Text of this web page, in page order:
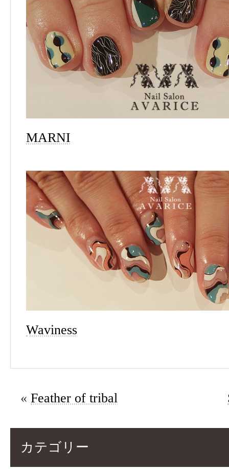
MARNI
Waviness
« Feather of tribal
カテゴリー